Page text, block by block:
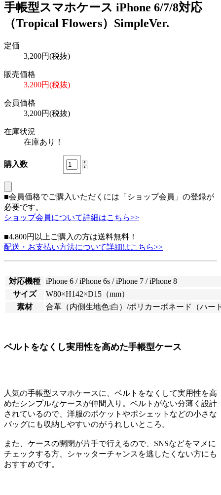
手帳型スマホケース iPhone 6/7/8対応
（Tropical Flowers）SimpleVer.
定価
3,200円(税抜)
販売価格
3,200円(税抜)
会員価格
3,200円(税抜)
在庫状況
在庫あり！
購入数
■会員価格でご購入いただくには「ショップ会員」の登録が
必要です。
ショップ会員について詳細はこちら>>
■4,800円以上ご購入の方は送料無料！
配送・お支払い方法について詳細はこちら>>
対応機種
iPhone 6 / iPhone 6s / iPhone 7 / iPhone 8
サイズ
W80×H142×D15（mm）
素材
合革（内側生地色:白）/ポリカーボネード（ハー
ベルトをなくし実用性を高めた手帳型ケース
人気の手帳型スマホケースに、ベルトをなくして実用性を高
めたシンプルなケースが仲間入り。ベルトがない分薄く設計
されているので、洋服のポケットやポシェットなどの小さな
バッグにも収納しやすいのがうれしいところ。
また、ケースの開閉が片手で行えるので、SNSなどをマメに
チェックする方、シャッターチャンスを逃したくない方にも
おすすめです。